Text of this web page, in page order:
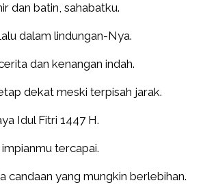
dan batin, sahabatku.
dalam lindungan-Nya.
dan kenangan indah.
dekat meski terpisah jarak.
Idul Fitri 1447 H.
tercapai.
candaan yang mungkin berlebihan.